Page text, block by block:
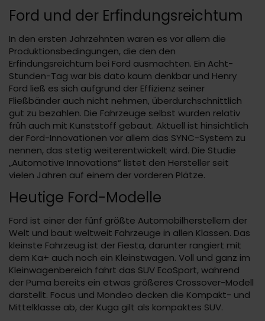
Ford und der Erfindungsreichtum
In den ersten Jahrzehnten waren es vor allem die
Produktionsbedingungen, die den den
Erfindungsreichtum bei Ford ausmachten. Ein Acht-
Stunden-Tag war bis dato kaum denkbar und Henry
Ford ließ es sich aufgrund der Effizienz seiner
Fließbänder auch nicht nehmen, überdurchschnittlich
gut zu bezahlen. Die Fahrzeuge selbst wurden relativ
früh auch mit Kunststoff gebaut. Aktuell ist hinsichtlich
der Ford-Innovationen vor allem das SYNC-System zu
nennen, das stetig weiterentwickelt wird. Die Studie
„Automotive Innovations“ listet den Hersteller seit
vielen Jahren auf einem der vorderen Plätze.
Heutige Ford-Modelle
Ford ist einer der fünf größte Automobilherstellern der
Welt und baut weltweit Fahrzeuge in allen Klassen. Das
kleinste Fahrzeug ist der Fiesta, darunter rangiert mit
dem Ka+ auch noch ein Kleinstwagen. Voll und ganz im
Kleinwagenbereich fährt das SUV EcoSport, während
der Puma bereits ein etwas größeres Crossover-Modell
darstellt. Focus und Mondeo decken die Kompakt- und
Mittelklasse ab, der Kuga gilt als kompaktes SUV.